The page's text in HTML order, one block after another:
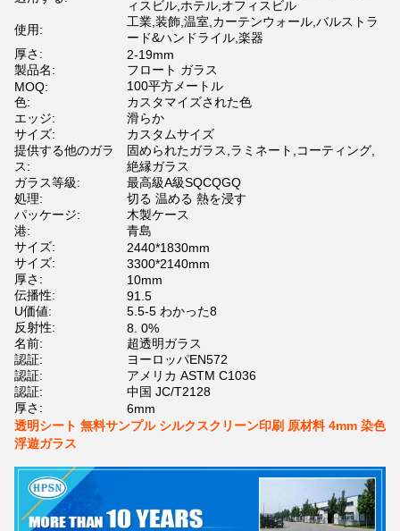
ィスビル,ホテル,オフィスビル
使用:
工業,装飾,温室,カーテンウォール,バルストラ
ード&ハンドライル,楽器
厚さ:
2-19mm
製品名:
フロート ガラス
MOQ:
100平方メートル
色:
カスタマイズされた色
エッジ:
滑らか
サイズ:
カスタムサイズ
提供する他のガラ
ス:
固められたガラス,ラミネート,コーティング,
絶縁ガラス
ガラス等級:
最高級A級SQCQGQ
処理:
切る 温める 熱を浸す
パッケージ:
木製ケース
港:
青島
サイズ:
2440*1830mm
サイズ:
3300*2140mm
厚さ:
10mm
伝播性:
91.5
U価値:
5.5-5 わかった8
反射性:
8. 0%
名前:
超透明ガラス
認証:
ヨーロッパEN572
認証:
アメリカ ASTM C1036
認証:
中国 JC/T2128
厚さ:
6mm
透明シート 無料サンプル シルクスクリーン印刷 原材料 4mm 染色
浮遊ガラス